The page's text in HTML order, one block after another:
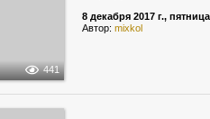
441
8 декабря 2017 г., пятница
Автор: mixkol